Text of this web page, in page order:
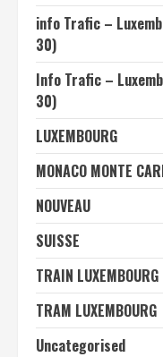
info Trafic –
30)
Info Trafic –
30)
LUXEMBOURG
MONACO MONTE
NOUVEAU
SUISSE
TRAIN LUXEMBOURG
TRAM LUXEMBOURG
Uncategorised